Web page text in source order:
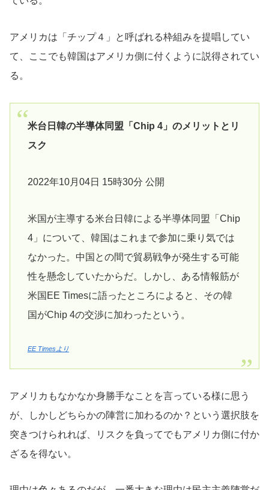
アメリカは「チップ４」と呼ばれる枠組みを提唱してい
て、ここでも韓国はアメリカ側に付くように説得されてい
る。
米台日韓の半導体同盟「Chip 4」のメリットとリ
スク
2022年10月04日 15時30分 公開
米国が主導する米台日韓による半導体同盟「Chip
4」について、韓国はこれまで参加に乗り気では
なかった。中国との間で貿易戦争が発生する可能
性を懸念していたからだ。しかし、ある情報筋が
米国EE Timesに語ったところによると、その韓
国がChip 4の交渉に加わったという。
EE Timesより
アメリカもなかなか身勝手なことを言っている様に思う
が、しかしどちらかの陣営に加わるのか？という選択肢を
突きつけられれば、リスクを負ってでもアメリカ側に付か
ざるを得ない。